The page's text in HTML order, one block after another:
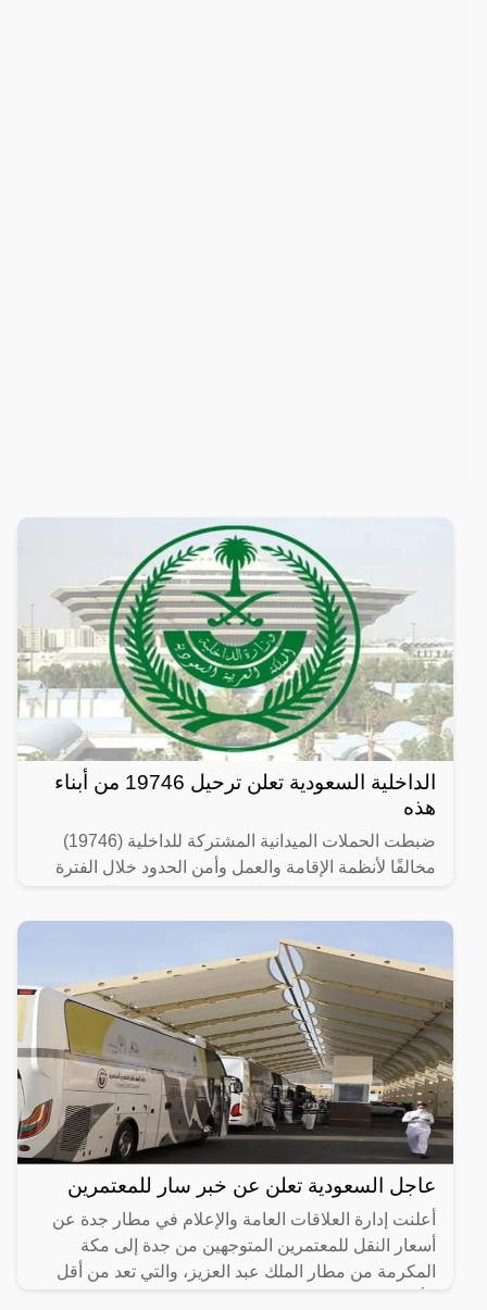
الداخلية السعودية تعلن ترحيل 19746 من أبناء
هذه
ضبطت الحملات الميدانية المشتركة للداخلية (19746)
مخالفًا لأنظمة الإقامة والعمل وأمن الحدود خلال الفترة
عاجل السعودية تعلن عن خبر سار للمعتمرين
أعلنت إدارة العلاقات العامة والإعلام في مطار جدة عن
أسعار النقل للمعتمرين المتوجهين من جدة إلى مكة
المكرمة من مطار الملك عبد العزيز، والتي تعد من أقل